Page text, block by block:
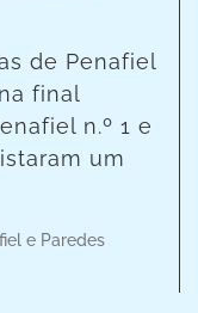
de Penafiel
final
n.º 1 e
um
e Paredes